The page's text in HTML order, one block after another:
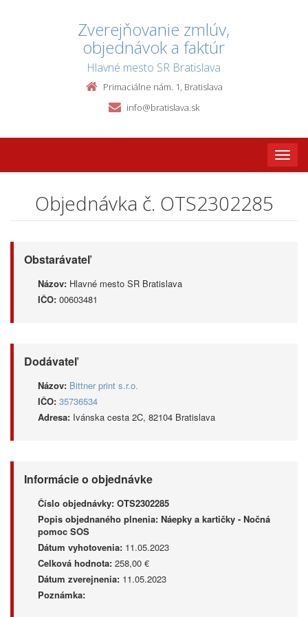
Zverejňovanie zmlúv,
objednávok a faktúr
Hlavné mesto SR Bratislava
Primaciálne nám. 1, Bratislava
info@bratislava.sk
Toggle
Objednávka č. OTS2302285
Obstarávateľ
Názov: Hlavné mesto SR Bratislava
IČO: 00603481
Dodávateľ
Názov: Bittner print s.r.o.
IČO: 35736534
Adresa: Ivánska cesta 2C, 82104 Bratislava
Informácie o objednávke
Číslo objednávky: OTS2302285
Popis objednaného plnenia: Náepky a kartičky - Nočná
pomoc SOS
Dátum vyhotovenia: 11.05.2023
Celková hodnota: 258,00 €
Dátum zverejnenia: 11.05.2023
Poznámka: